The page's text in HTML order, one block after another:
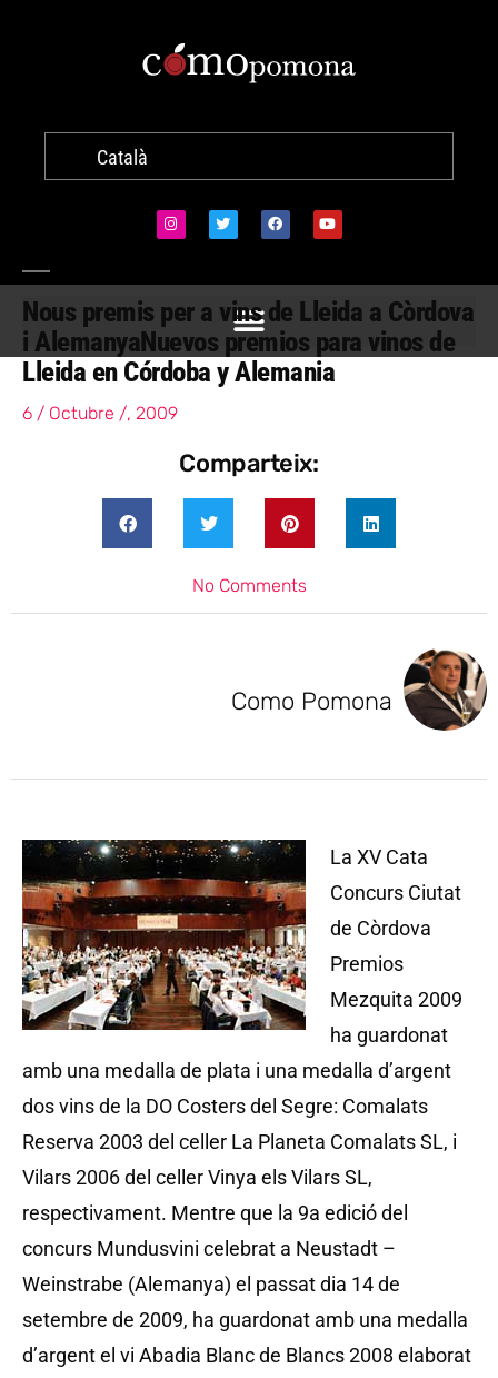
Català
Nous premis per a vins de Lleida a Còrdova
i AlemanyaNuevos premios para vinos de
Lleida en Córdoba y Alemania
6 / Octubre /, 2009
Comparteix:
No Comments
Como Pomona
La XV Cata
Concurs Ciutat
de Còrdova
Premios
Mezquita 2009
ha guardonat
amb una medalla de plata i una medalla d’argent
dos vins de la DO Costers del Segre: Comalats
Reserva 2003 del celler La Planeta Comalats SL, i
Vilars 2006 del celler Vinya els Vilars SL,
respectivament. Mentre que la 9a edició del
concurs Mundusvini celebrat a Neustadt –
Weinstrabe (Alemanya) el passat dia 14 de
setembre de 2009, ha guardonat amb una medalla
d’argent el vi Abadia Blanc de Blancs 2008 elaborat